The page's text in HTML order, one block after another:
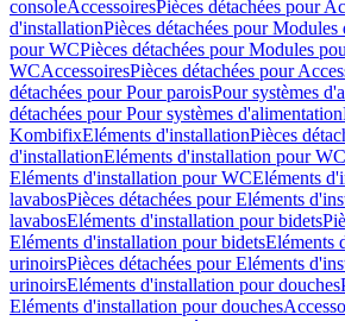
consoleAccessoiresPièces détachées pour
d'installationPièces détachées pour
pour WCPièces détachées pour Modules
WCAccessoiresPièces détachées pour
détachées pour Pour paroisPour systèmes
détachées pour Pour systèmes d'alimentation
KombifixEléments d'installationPièces
d'installationEléments d'installation pour WC
Eléments d'installation pour WCEléments
lavabosPièces détachées pour Eléments
lavabosEléments d'installation pour bidets
Eléments d'installation pour bidetsEléments
urinoirsPièces détachées pour Eléments
urinoirsEléments d'installation pour douches
Eléments d'installation pour douches